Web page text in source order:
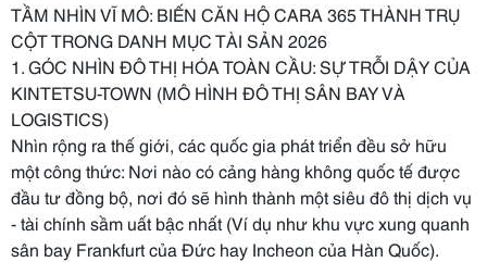
TẦM NHÌN VĨ MÔ: BIẾN CĂN HỘ CARA 365 THÀNH TRỤ
CỘT TRONG DANH MỤC TÀI SẢN 2026
1. GÓC NHÌN ĐÔ THỊ HÓA TOÀN CẦU: SỰ TRỖI DẬY CỦA
KINTETSU-TOWN (MÔ HÌNH ĐÔ THỊ SÂN BAY VÀ
LOGISTICS)
Nhìn rộng ra thế giới, các quốc gia phát triển đều sở hữu
một công thức: Nơi nào có cảng hàng không quốc tế được
đầu tư đồng bộ, nơi đó sẽ hình thành một siêu đô thị dịch vụ
- tài chính sầm uất bậc nhất (Ví dụ như khu vực xung quanh
sân bay Frankfurt của Đức hay Incheon của Hàn Quốc).